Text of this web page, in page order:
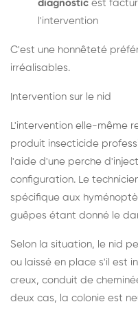
diagnostic est
l'intervention
C'est une honnêteté
irréalisables.
Intervention sur le nid
L'intervention elle-même
produit insecticide
l'aide d'une perche
configuration. Le
spécifique aux
guêpes étant donné le
Selon la situation, le nid
ou laissé en place s'il est
creux, conduit de
deux cas, la colonie est